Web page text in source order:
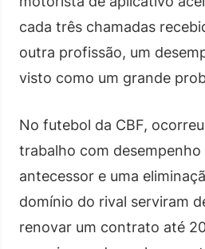
cada três chamadas
outra profissão, um
visto como um grande
No futebol da CBF,
trabalho com
antecessor e uma
domínio do rival serviram
renovar um contrato até